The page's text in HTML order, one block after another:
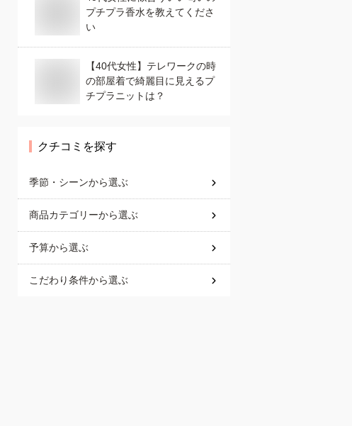
プチプラ香水を教えてくださ
い
【40代女性】テレワークの時
の部屋着で綺麗目に見えるプ
チプラニットは？
クチコミを探す
季節・シーンから選ぶ
商品カテゴリーから選ぶ
予算から選ぶ
こだわり条件から選ぶ